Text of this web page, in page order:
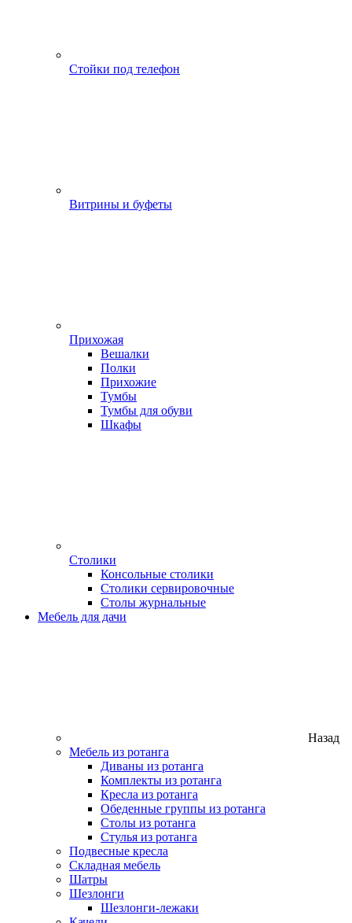
Стойки под телефон
Витрины и буфеты
Прихожая
Вешалки
Полки
Прихожие
Тумбы
Тумбы для обуви
Шкафы
Столики
Консольные столики
Столики сервировочные
Столы журнальные
Мебель для дачи
Назад
Мебель из ротанга
Диваны из ротанга
Комплекты из ротанга
Кресла из ротанга
Обеденные группы из ротанга
Столы из ротанга
Стулья из ротанга
Подвесные кресла
Складная мебель
Шатры
Шезлонги
Шезлонги-лежаки